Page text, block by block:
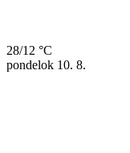
28/12 °C
pondelok 10. 8.